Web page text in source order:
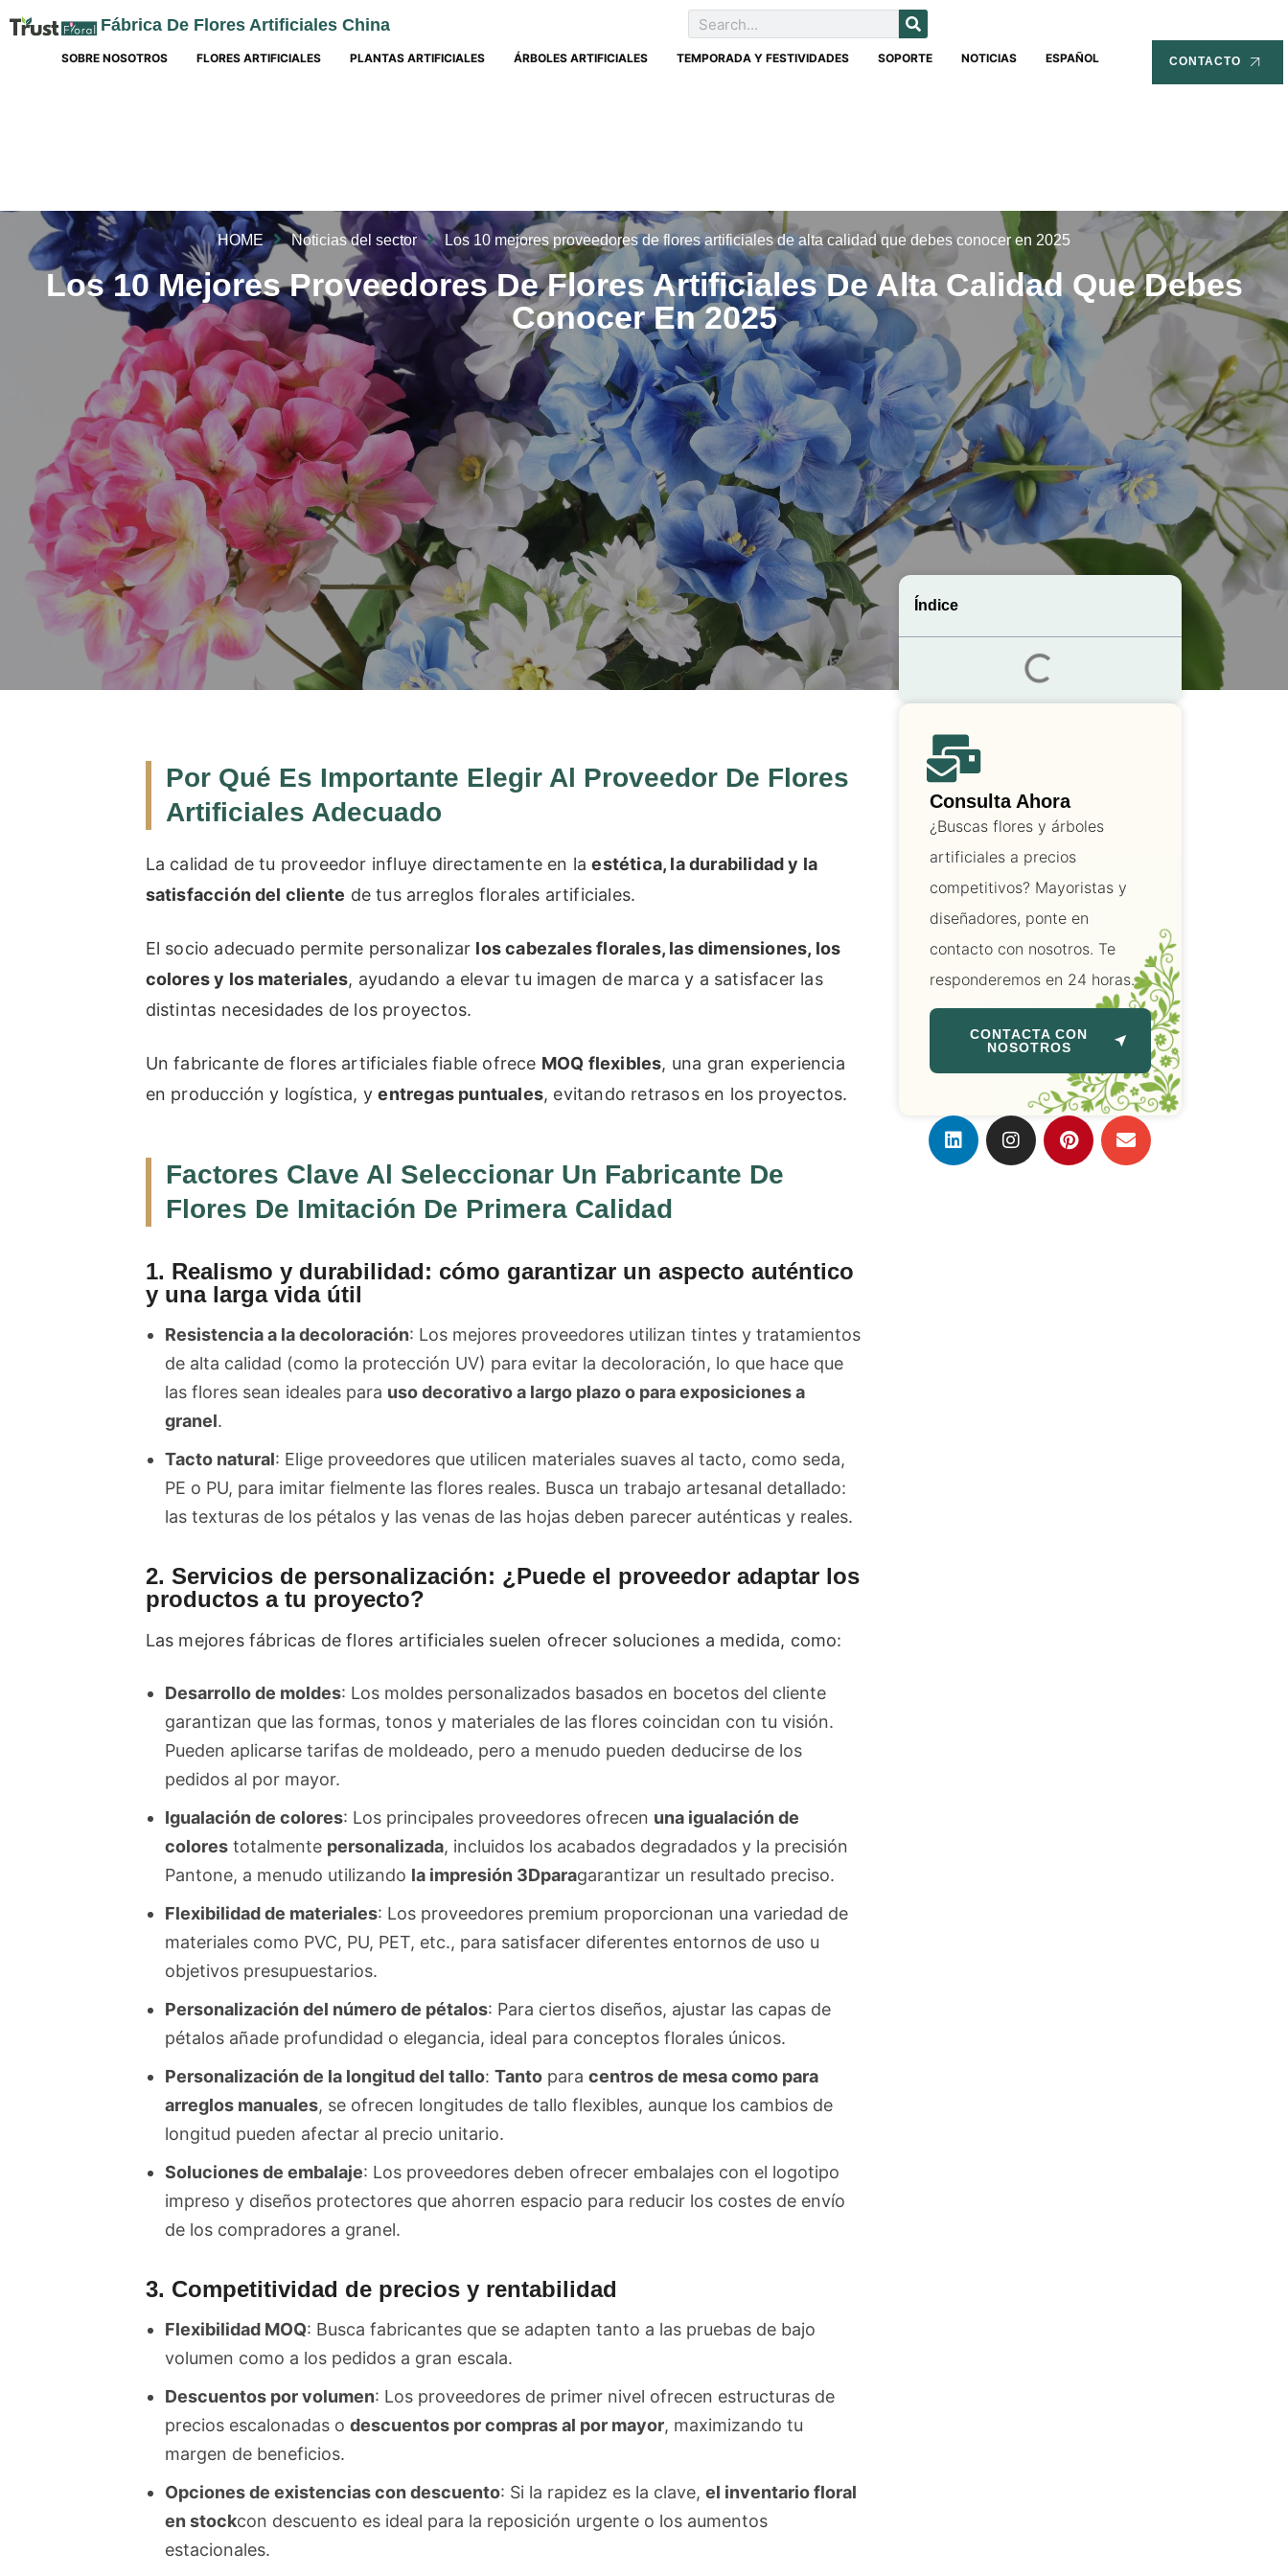
Fábrica De Flores Artificiales China
SOBRE NOSOTROS FLORES ARTIFICIALES PLANTAS ARTIFICIALES ÁRBOLES ARTIFICIALES TEMPORADA Y FESTIVIDADES SOPORTE NOTICIAS ESPAÑOL CONTACTO
HOME Noticias del sector Los 10 mejores proveedores de flores artificiales de alta calidad que debes conocer en 2025
Los 10 Mejores Proveedores De Flores Artificiales De Alta Calidad Que Debes
Conocer En 2025
Por Qué Es Importante Elegir Al Proveedor De Flores
Artificiales Adecuado
La calidad de tu proveedor influye directamente en laestética, la durabilidad y la
satisfacción del cliente de tus arreglos florales artificiales.
El socio adecuado permite personalizar los cabezales florales, las dimensiones, los
colores y los materiales, ayudando a elevar tu imagen de marca y a satisfacer las
distintas necesidades de los proyectos.
Un fabricante de flores artificiales fiable ofrece MOQ flexibles, una gran experiencia
en producción y logística, yentregas puntuales, evitando retrasos en los proyectos.
Factores Clave Al Seleccionar Un Fabricante De
Flores De Imitación De Primera Calidad
1. Realismo y durabilidad: cómo garantizar un aspecto auténtico
y una larga vida útil
Resistencia a la decoloración: Los mejores proveedores utilizan tintes y tratamientos
de alta calidad (como la protección UV) para evitar la decoloración, lo que hace que
las flores sean ideales para uso decorativo a largo plazo o para exposiciones a
granel.
Tacto natural: Elige proveedores que utilicen materiales suaves al tacto, como seda,
PE o PU, para imitar fielmente las flores reales. Busca un trabajo artesanal detallado:
las texturas de los pétalos y las venas de las hojas deben parecer auténticas y reales.
2. Servicios de personalización: ¿Puede el proveedor adaptar los
productos a tu proyecto?
Las mejores fábricas de flores artificiales suelen ofrecer soluciones a medida, como:
Desarrollo de moldes: Los moldes personalizados basados en bocetos del cliente
garantizan que las formas, tonos y materiales de las flores coincidan con tu visión.
Pueden aplicarse tarifas de moldeado, pero a menudo pueden deducirse de los
pedidos al por mayor.
Igualación de colores: Los principales proveedores ofrecen una igualación de
colorestotalmente personalizada, incluidos los acabados degradados y la precisión
Pantone, a menudo utilizando la impresión 3Dparagarantizar un resultado preciso.
Flexibilidad de materiales: Los proveedores premium proporcionan una variedad de
materiales como PVC, PU, PET, etc., para satisfacer diferentes entornos de uso u
objetivos presupuestarios.
Personalización del número de pétalos: Para ciertos diseños, ajustar las capas de
pétalos añade profundidad o elegancia, ideal para conceptos florales únicos.
Personalización de la longitud del tallo: Tantopara centros de mesa como para
arreglos manuales, se ofrecen longitudes de tallo flexibles, aunque los cambios de
longitud pueden afectar al precio unitario.
Soluciones de embalaje: Los proveedores deben ofrecer embalajes con el logotipo
impreso y diseños protectores que ahorren espacio para reducir los costes de envío
de los compradores a granel.
3. Competitividad de precios y rentabilidad
Flexibilidad MOQ: Busca fabricantes que se adapten tanto a las pruebas de bajo
volumen como a los pedidos a gran escala.
Descuentos por volumen: Los proveedores de primer nivel ofrecen estructuras de
precios escalonadas o descuentos por compras al por mayor, maximizando tu
margen de beneficios.
Opciones de existencias con descuento: Si la rapidez es la clave, el inventario floral
en stockcon descuento es ideal para la reposición urgente o los aumentos
estacionales.
Índice
Consulta Ahora
¿Buscas flores y árboles
artificiales a precios
competitivos? Mayoristas y
diseñadores, ponte en
contacto con nosotros. Te
responderemos en 24 horas.
CONTACTA CON
NOSOTROS